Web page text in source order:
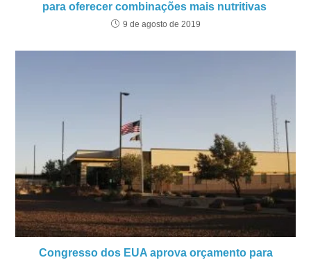
para oferecer combinações mais nutritivas
9 de agosto de 2019
Congresso dos EUA aprova orçamento para